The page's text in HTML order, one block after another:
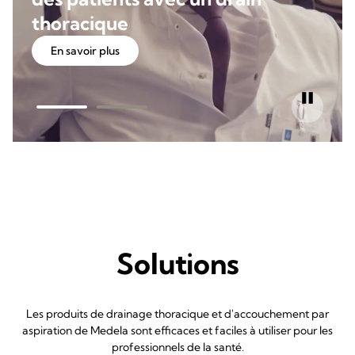
thoracique
En savoir plus
Solutions
Les produits de drainage thoracique et d'accouchement par
aspiration de Medela sont efficaces et faciles à utiliser pour les
professionnels de la santé.